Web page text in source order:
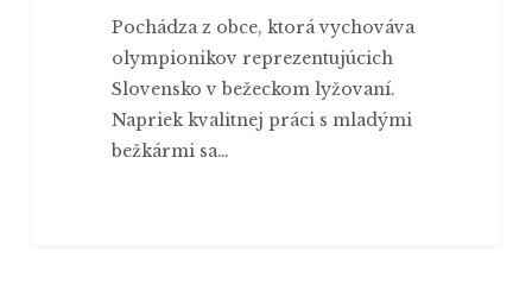
Pochádza z obce, ktorá vychováva
olympionikov reprezentujúcich
Slovensko v bežeckom lyžovaní.
Napriek kvalitnej práci s mladými
bežkármi sa…